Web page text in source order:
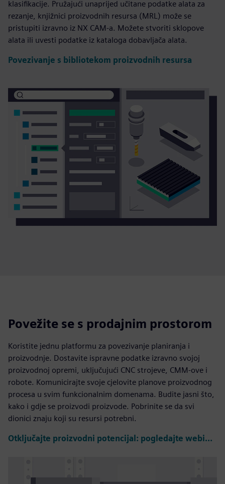
klasifikacije. Pružajući unaprijed učitane podatke alata za
rezanje, knjižnici proizvodnih resursa (MRL) može se
pristupiti izravno iz NX CAM-a. Možete stvoriti sklopove
alata ili uvesti podatke iz kataloga dobavljača alata.
Povezivanje s bibliotekom proizvodnih resursa
Povežite se s prodajnim prostorom
Koristite jednu platformu za povezivanje planiranja i
proizvodnje. Dostavite ispravne podatke izravno svojoj
proizvodnoj opremi, uključujući CNC strojeve, CMM-ove i
robote. Komunicirajte svoje cjelovite planove proizvodnog
procesa u svim funkcionalnim domenama. Budite jasni što,
kako i gdje se proizvodi proizvode. Pobrinite se da svi
dionici znaju koji su resursi potrebni.
Otključajte proizvodni potencijal: pogledajte webinar